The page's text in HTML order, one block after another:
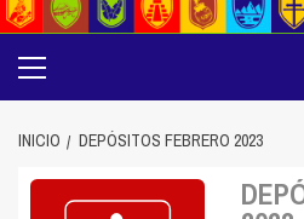
principal
INICIO DEPÓSITOS FEBRERO 2023